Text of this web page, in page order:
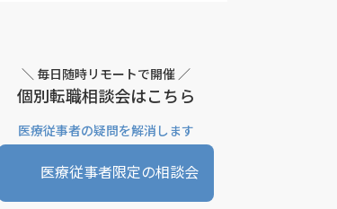
＼ 毎日随時リモートで開催 ／
個別転職相談会はこちら
医療従事者の疑問を解消します
医療従事者限定の相談会